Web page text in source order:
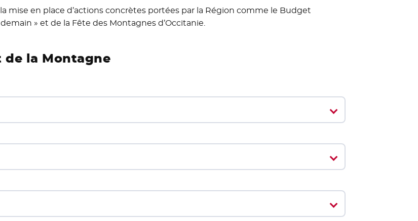
mise en place d’actions concrètes portées par la Région comme le Budget
» et de la Fête des Montagnes d’Occitanie.
de la Montagne